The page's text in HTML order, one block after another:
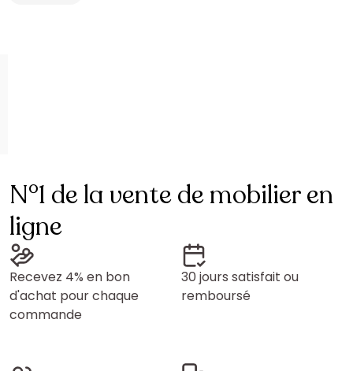
N°1 de la vente de mobilier en
ligne
Recevez 4% en bon
d'achat pour chaque
commande
30 jours satisfait ou
remboursé